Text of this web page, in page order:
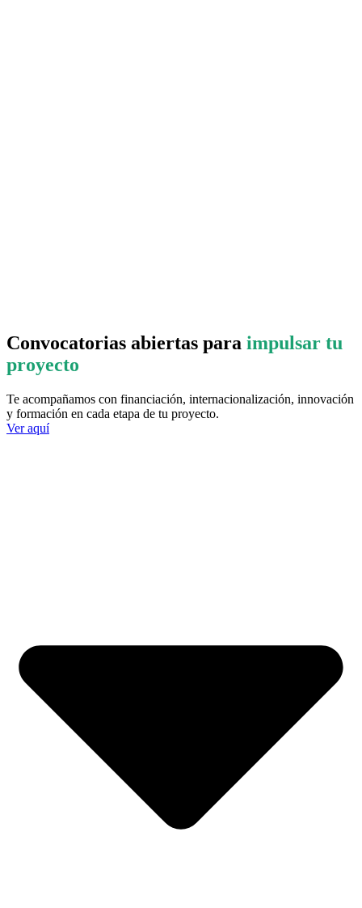
Convocatorias abiertas para impulsar tu
proyecto
Te acompañamos con financiación, internacionalización, innovación
y formación en cada etapa de tu proyecto.
Ver aquí